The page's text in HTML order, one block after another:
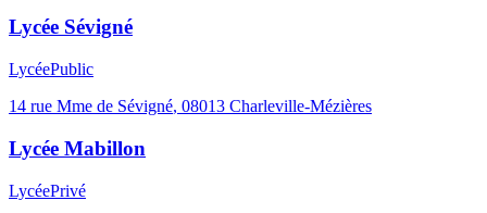
Lycée Sévigné
LycéePublic
14 rue Mme de Sévigné, 08013 Charleville-Mézières
Lycée Mabillon
LycéePrivé